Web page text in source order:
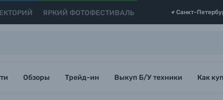
ЯРКИЙ ФОТОФЕСТИВАЛЬ Санкт-
Обзоры Трейд-ин Выкуп Б/У техники Как